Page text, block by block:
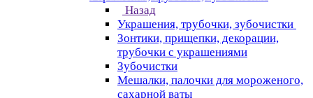
Назад
Украшения, трубочки, зубочистки
Зонтики, прищепки, декорации,
трубочки с украшениями
Зубочистки
Мешалки, палочки для мороженого,
сахарной ваты